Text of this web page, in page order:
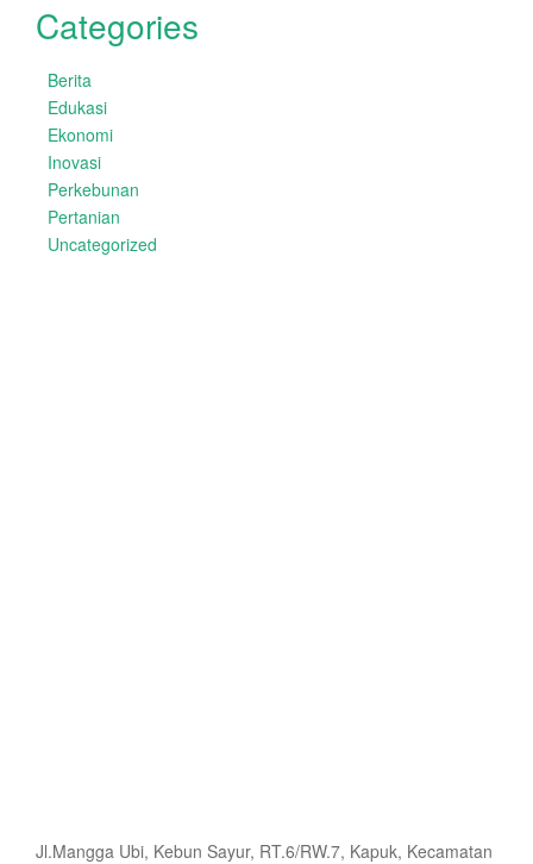
Categories
Berita
Edukasi
Ekonomi
Inovasi
Perkebunan
Pertanian
Uncategorized
Jl.Mangga Ubi, Kebun Sayur, RT.6/RW.7, Kapuk, Kecamatan